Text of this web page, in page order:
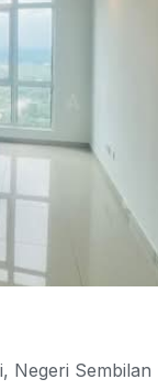
Negeri Sembilan